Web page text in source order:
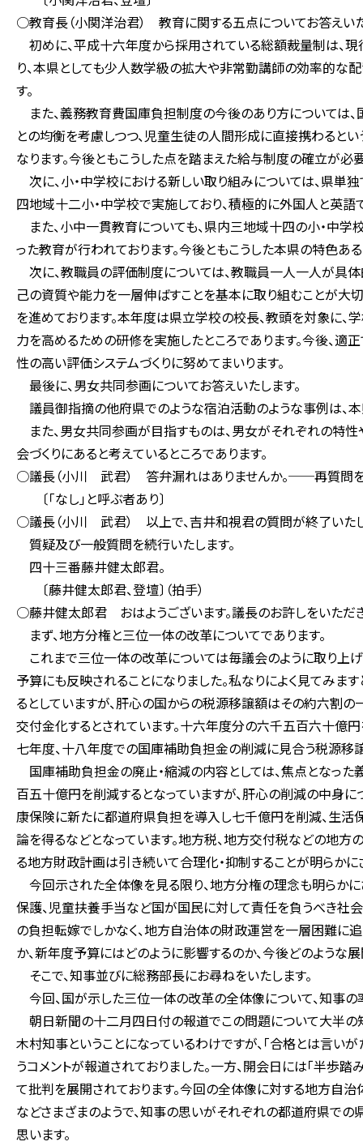
○教育長（小関洋治君） 教育に関する五点についてお答えいた
初めに、平成十六年度から採用されている総額裁量制は、
り、本県としても少人数学級の拡大や非常勤講師の効率的な
す。
また、義務教育費国庫負担制度の今後のあり方については
との均衡を考慮しつつ、児童生徒の人間形成に直接携わると
なります。今後ともこうした点を踏まえた給与制度の確立が必
次に、小・中学校における新しい取り組みについては、県
四地域十二小・中学校で実施しており、積極的に外国人と英語
また、小中一貫教育についても、県内三地域十四の小・中
った教育が行われております。今後ともこうした本県の特色あ
次に、教職員の評価制度については、教職員一人一人が具
己の資質や能力を一層伸ばすことを基本に取り組むことが大
を進めております。本年度は県立学校の校長、教頭を対象に
力を高めるための研修を実施したところであります。今後、
性の高い評価システムづくりに努めてまいります。
最後に、男女共同参画についてお答えいたします。
議員御指摘の他府県でのような宿泊活動のような事例は、本
また、男女共同参画が目指すものは、男女がそれぞれの特
会づくりにあると考えているところであります。
○議長（小川 武君） 答弁漏れはありませんか。──再質問を
〔「なし」と呼ぶ者あり〕
○議長（小川 武君） 以上で、吉井和視君の質問が終了いた
質疑及び一般質問を続行いたします。
四十三番藤井健太郎君。
〔藤井健太郎君、登壇〕（拍手）
○藤井健太郎君 おはようございます。議長のお許しをいただ
まず、地方分権と三位一体の改革についてであります。
これまで三位一体の改革については毎議会のように取り上
予算にも反映されることになりました。私なりによく見てみ
るとしていますが、肝心の国からの税源移譲額はその約六割
交付金化するとされています。十六年度分の六千五百六十億
七年度、十八年度での国庫補助負担金の削減に見合う税源移
国庫補助負担金の廃止・縮減の内容としては、焦点となっ
百五十億円を削減するとなっていますが、肝心の削減の中身
康保険に新たに都道府県負担を導入し七千億円を削減、生
論を得るなどとなっています。地方税、地方交付税などの地
る地方財政計画は引き続いて合理化・抑制することが明らかに
今回示された全体像を見る限り、地方分権の理念も明らか
保護、児童扶養手当など国が国民に対して責任を負うべき社
の負担転嫁でしかなく、地方自治体の財政運営を一層困難に
か、新年度予算にはどのように影響するのか、今後どのような
そこで、知事並びに総務部長にお尋ねをいたします。
今回、国が示した三位一体の改革の全体像について、知事の
朝日新聞の十二月四日付の報道でこの問題について大半の
木村知事ということになっているわけですが、「合格とは言い
うコメントが報道されておりました。一方、開会日には「半歩
て批判を展開されております。今回の全体像に対する地方自
などさまざまのようで、知事の思いがそれぞれの都道府県で
思います。